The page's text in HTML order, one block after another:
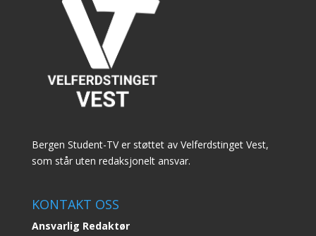
Bergen Student-TV er støttet av Velferdstinget Vest,
som står uten redaksjonelt ansvar.
KONTAKT OSS
Ansvarlig Redaktør